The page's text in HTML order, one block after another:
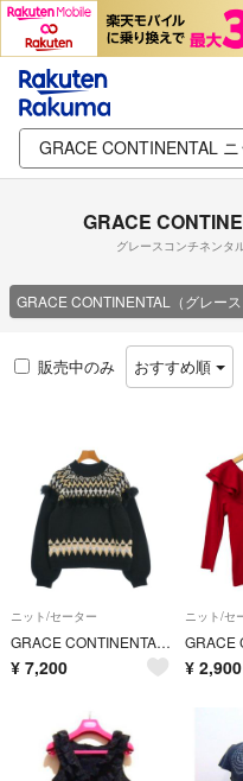
GRACE
グレースコンチネンタ
GRACE CONTINENTAL（グレース
販売中のみ おすすめ順
ニット/セーター
GRACE CONTINENTAL ニット・セーター S 黒 【古着】【中古】【送料無料】
¥ 7,200
ニット/セ
¥ 2,900